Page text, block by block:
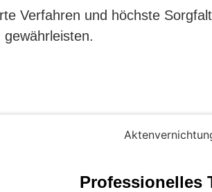
Verfahren und höchste
Professionelles